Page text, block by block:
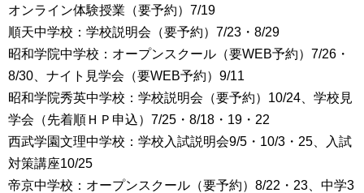
オンライン体験授業（要予約）7/19
順天中学校：学校説明会（要予約）7/23・8/29
昭和学院中学校：オープンスクール（要WEB予約）7/26・
8/30、ナイト見学会（要WEB予約）9/11
昭和学院秀英中学校：学校説明会（要予約）10/24、学校見
学会（先着順ＨＰ申込）7/25・8/18・19・22
西武学園文理中学校：学校入試説明会9/5・10/3・25、入試
対策講座10/25
帝京中学校：オープンスクール（要予約）8/22・23、中学3